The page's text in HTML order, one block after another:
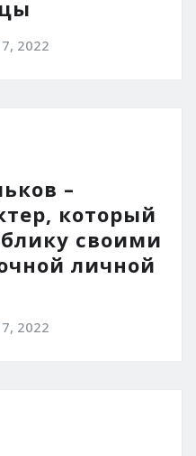
2022
–
который
своими
личной
2022